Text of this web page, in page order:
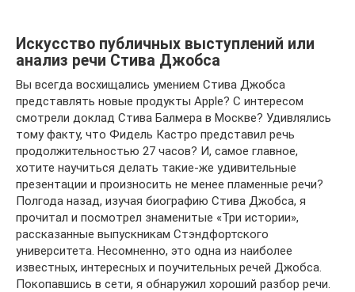
Искусство публичных выступлений или
анализ речи Стива Джобса
Вы всегда восхищались умением Стива Джобса
представлять новые продукты Apple? С интересом
смотрели доклад Стива Балмера в Москве? Удивлялись
тому факту, что Фидель Кастро представил речь
продолжительностью 27 часов? И, самое главное,
хотите научиться делать такие-же удивительные
презентации и произносить не менее пламенные речи?
Полгода назад, изучая биографию Стива Джобса, я
прочитал и посмотрел знаменитые «Три истории»,
рассказанные выпускникам Стэндфортского
университета. Несомненно, это одна из наиболее
известных, интересных и поучительных речей Джобса.
Покопавшись в сети, я обнаружил хороший разбор речи.